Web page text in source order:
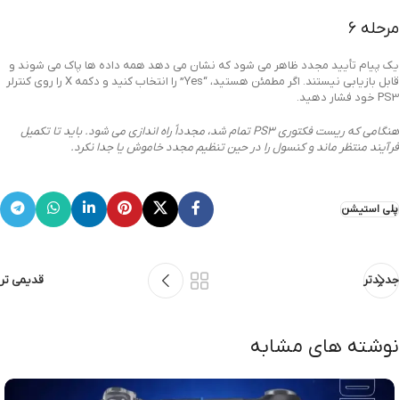
مرحله 6
یک پیام تأیید مجدد ظاهر می شود که نشان می دهد همه داده ها پاک می شوند و
قابل بازیابی نیستند. اگر مطمئن هستید، “Yes” را انتخاب کنید و دکمه X را روی کنترلر
PS3 خود فشار دهید.
هنگامی که ریست فکتوری PS3 تمام شد، مجدداً راه اندازی می شود. باید تا تکمیل
فرآیند منتظر ماند و کنسول را در حین تنظیم مجدد خاموش یا جدا نکرد.
پلی استیشن
جدیدتر قدیمی تر
نوشته های مشابه